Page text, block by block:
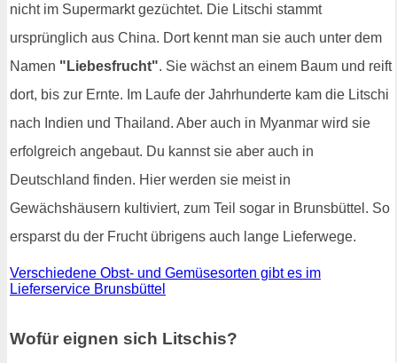
nicht im Supermarkt gezüchtet. Die Litschi stammt
ursprünglich aus China. Dort kennt man sie auch unter dem
Namen "Liebesfrucht". Sie wächst an einem Baum und reift
dort, bis zur Ernte. Im Laufe der Jahrhunderte kam die Litschi
nach Indien und Thailand. Aber auch in Myanmar wird sie
erfolgreich angebaut. Du kannst sie aber auch in
Deutschland finden. Hier werden sie meist in
Gewächshäusern kultiviert, zum Teil sogar in Brunsbüttel. So
ersparst du der Frucht übrigens auch lange Lieferwege.
Verschiedene Obst- und Gemüsesorten gibt es im
Lieferservice Brunsbüttel
Wofür eignen sich Litschis?